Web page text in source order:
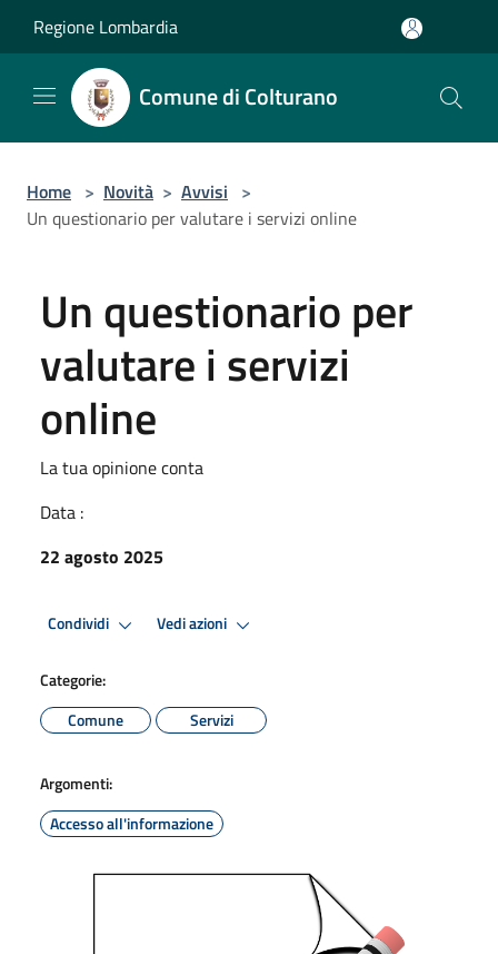
Regione Lombardia
Comune di Colturano
Home > Novità > Avvisi >
Un questionario per valutare i servizi online
Un questionario per
valutare i servizi
online
La tua opinione conta
Data :
22 agosto 2025
Condividi Vedi azioni
Categorie:
Comune
Servizi
Argomenti:
Accesso all'informazione